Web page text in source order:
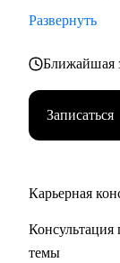
• Стратегии
• Стратегия
откликаться,
вакансий
• Стратегия
• QA,
• Разработчики
Развернуть
Ближайшая
Записаться
Карьерная
Консультация
темы